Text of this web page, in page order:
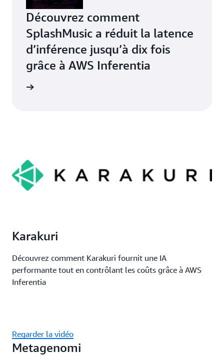
Découvrez comment
SplashMusic a réduit la latence
d’inférence jusqu’à dix fois
grâce à AWS Inferentia
Karakuri
Découvrez comment Karakuri fournit une IA
performante tout en contrôlant les coûts grâce à AWS
Inferentia
Regarder la vidéo
Metagenomi